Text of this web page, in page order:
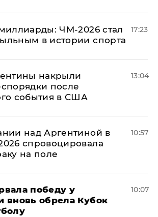
ЧМ-2026 стал
в истории спорта
17:23
накрыли
после
события в США
13:04
над Аргентиной в
спровоцировала
на поле
10:57
победу у
вновь обрела Кубок
10:07